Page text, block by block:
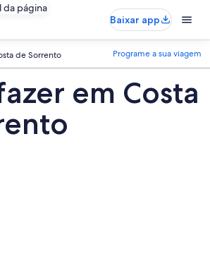
da página
Baixar app
de Sorrento Programe a sua viagem
em Costa